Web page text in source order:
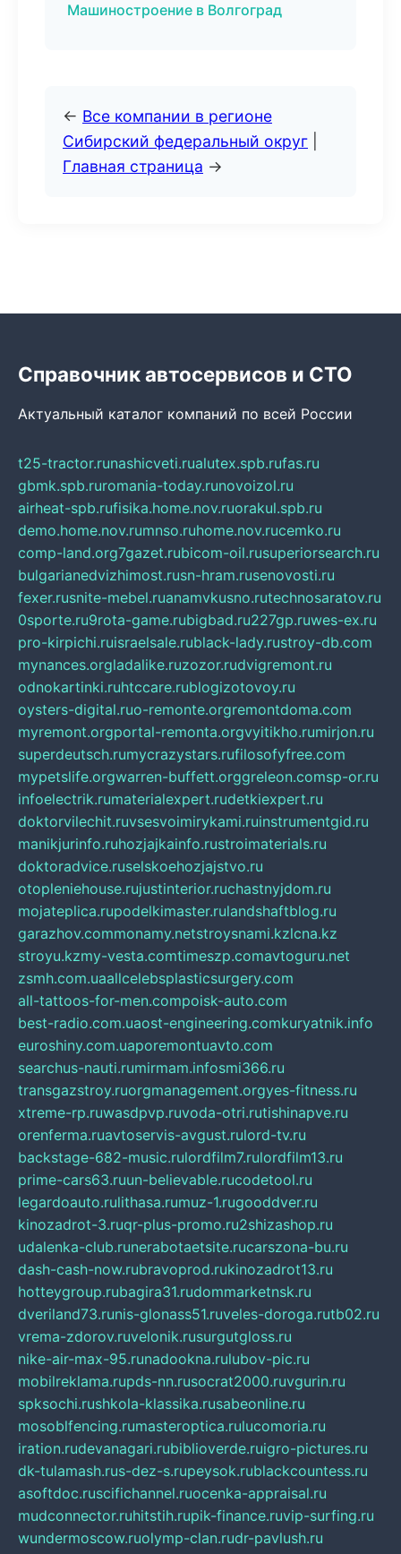
Машиностроение в Волгоград
← Все компании в регионе
Сибирский федеральный округ
Главная страница →
Справочник автосервисов и СТО
Актуальный каталог компаний по всей России
t25-tractor.runashicveti.rualutex.spb.rufas.ru
gbmk.spb.ruromania-today.runovoizol.ru
airheat-spb.rufisika.home.nov.ruorakul.spb.ru
demo.home.nov.rumnso.ruhome.nov.rucemko.ru
comp-land.org7gazet.rubicom-oil.rusuperiorsearch.ru
bulgarianedvizhimost.rusn-hram.rusenovosti.ru
fexer.rusnite-mebel.ruanamvkusno.rutechnosaratov.ru
0sporte.ru9rota-game.rubigbad.ru227gp.ruwes-ex.ru
pro-kirpichi.ruisraelsale.rublack-lady.rustroy-db.com
mynances.orgladalike.ruzozor.rudvigremont.ru
odnokartinki.ruhtccare.rublogizotovoy.ru
oysters-digital.ruo-remonte.orgremontdoma.com
myremont.orgportal-remonta.orgvyitikho.rumirjon.ru
superdeutsch.rumycrazystars.rufilosofyfree.com
mypetslife.orgwarren-buffett.orggreleon.comsp-or.ru
infoelectrik.rumaterialexpert.rudetkiexpert.ru
doktorvilechit.ruvsesvoimirykami.ruinstrumentgid.ru
manikjurinfo.ruhozjajkainfo.rustroimaterials.ru
doktoradvice.ruselskoehozjajstvo.ru
otopleniehouse.rujustinterior.ruchastnyjdom.ru
mojateplica.rupodelkimaster.rulandshaftblog.ru
garazhov.commonamy.netstroysnami.kzlcna.kz
stroyu.kzmy-vesta.comtimeszp.comavtoguru.net
zsmh.com.uaallcelebsplasticsurgery.com
all-tattoos-for-men.compoisk-auto.com
best-radio.com.uaost-engineering.comkuryatnik.info
euroshiny.com.uaporemontuavto.com
searchus-nauti.rumirmam.infosmi366.ru
transgazstroy.ruorgmanagement.orgyes-fitness.ru
xtreme-rp.ruwasdpvp.ruvoda-otri.rutishinapve.ru
orenferma.ruavtoservis-avgust.rulord-tv.ru
backstage-682-music.rulordfilm7.rulordfilm13.ru
prime-cars63.ruun-believable.rucodetool.ru
legardoauto.rulithasa.rumuz-1.rugooddver.ru
kinozadrot-3.ruqr-plus-promo.ru2shizashop.ru
udalenka-club.runerabotaetsite.rucarszona-bu.ru
dash-cash-now.rubravoprod.rukinozadrot13.ru
hotteygroup.rubagira31.rudommarketnsk.ru
dveriland73.runis-glonass51.ruveles-doroga.rutb02.ru
vrema-zdorov.ruvelonik.rusurgutgloss.ru
nike-air-max-95.runadookna.rulubov-pic.ru
mobilreklama.rupds-nn.rusocrat2000.ruvgurin.ru
spksochi.rushkola-klassika.rusabeonline.ru
mosoblfencing.rumasteroptica.rulucomoria.ru
iration.rudevanagari.rubiblioverde.ruigro-pictures.ru
dk-tulamash.rus-dez-s.rupeysok.rublackcountess.ru
asoftdoc.ruscifichannel.ruocenka-appraisal.ru
mudconnector.ruhitstih.rupik-finance.ruvip-surfing.ru
wundermoscow.ruolymp-clan.rudr-pavlush.ru